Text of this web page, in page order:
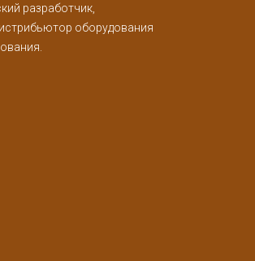
разработчик,
оборудования